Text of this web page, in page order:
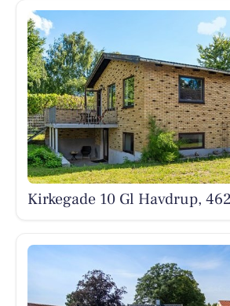
Kirkegade 10 Gl Havdrup,